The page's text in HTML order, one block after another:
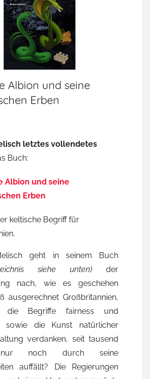
Albion und seine
Erben
letztes vollendetes
Buch:
Albion und seine
Erben
keltische Begriff für
geht in seinem Buch
siehe unten) der
nach, wie es geschehen
ausgerechnet Großbritannien,
Begriffe fairness und
sowie die Kunst natürlicher
verdanken, seit tausend
noch durch seine
auffällt? Die Regierungen